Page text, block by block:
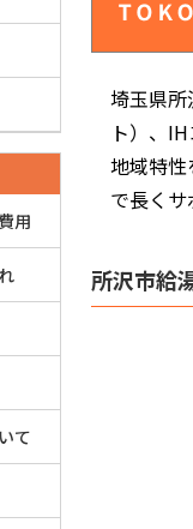
用
て
埼玉県
ト）、
地域特
で長くサ
所沢市給